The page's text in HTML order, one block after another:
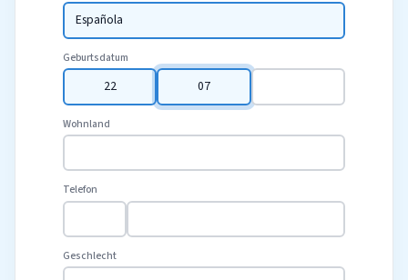
Española
Geburtsdatum
22 07
Wohnland
Telefon
Geschlecht